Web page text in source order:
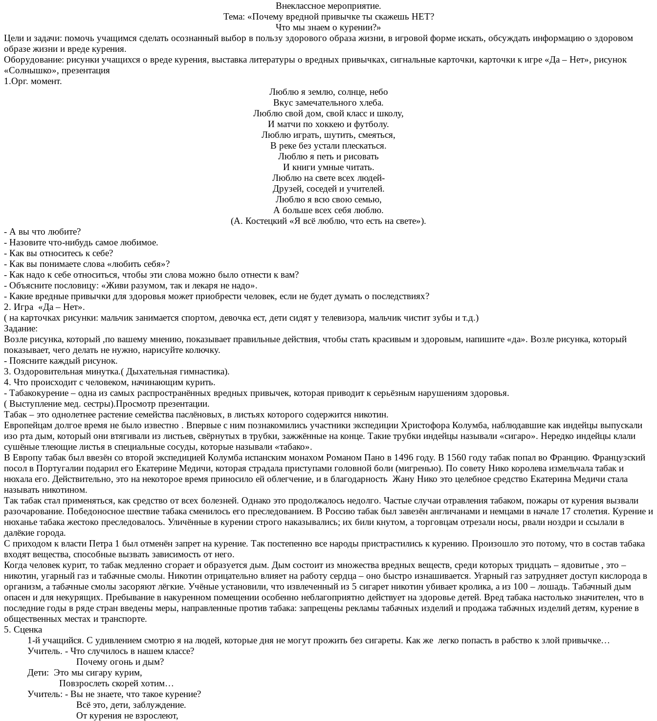
Внеклассное мероприятие.
Тема: «Почему вредной привычке ты скажешь НЕТ?
Что мы знаем о курении?»
Цели и задачи: помочь учащимся сделать осознанный выбор в пользу здорового образа жизни, в игровой форме искать, обсуждать информацию о здоровом
образе жизни и вреде курения.
Оборудование: рисунки учащихся о вреде курения, выставка литературы о вредных привычках, сигнальные карточки, карточки к игре «Да – Нет», рисунок
«Солнышко», презентация
1.Орг. момент.
Люблю я землю, солнце, небо
Вкус замечательного хлеба.
Люблю свой дом, свой класс и школу,
И матчи по хоккею и футболу.
Люблю играть, шутить, смеяться,
В реке без устали плескаться.
Люблю я петь и рисовать
И книги умные читать.
Люблю на свете всех людей-
Друзей, соседей и учителей.
Люблю я всю свою семью,
А больше всех себя люблю.
(А. Костецкий «Я всё люблю, что есть на свете»).
- А вы что любите?
- Назовите что-нибудь самое любимое.
- Как вы относитесь к себе?
- Как вы понимаете слова «любить себя»?
- Как надо к себе относиться, чтобы эти слова можно было отнести к вам?
- Объясните пословицу: «Живи разумом, так и лекаря не надо».
- Какие вредные привычки для здоровья может приобрести человек, если не будет думать о последствиях?
2. Игра «Да – Нет».
( на карточках рисунки: мальчик занимается спортом, девочка ест, дети сидят у телевизора, мальчик чистит зубы и т.д.)
Задание:
Возле рисунка, который ,по вашему мнению, показывает правильные действия, чтобы стать красивым и здоровым, напишите «да». Возле рисунка, который
показывает, чего делать не нужно, нарисуйте колючку.
- Поясните каждый рисунок.
3. Оздоровительная минутка.( Дыхательная гимнастика).
4. Что происходит с человеком, начинающим курить.
- Табакокурение – одна из самых распространённых вредных привычек, которая приводит к серьёзным нарушениям здоровья.
( Выступление мед. сестры).Просмотр презентации.
Табак – это однолетнее растение семейства паслёновых, в листьях которого содержится никотин.
Европейцам долгое время не было известно . Впервые с ним познакомились участники экспедиции Христофора Колумба, наблюдавшие как индейцы выпускали
изо рта дым, который они втягивали из листьев, свёрнутых в трубки, зажжённые на конце. Такие трубки индейцы называли «сигаро». Нередко индейцы клали
сушёные тлеющие листья в специальные сосуды, которые называли «табако».
В Европу табак был ввезён со второй экспедицией Колумба испанским монахом Романом Пано в 1496 году. В 1560 году табак попал во Францию. Французский
посол в Португалии подарил его Екатерине Медичи, которая страдала приступами головной боли (мигренью). По совету Нико королева измельчала табак и
нюхала его. Действительно, это на некоторое время приносило ей облегчение, и в благодарность Жану Нико это целебное средство Екатерина Медичи стала
называть никотином.
Так табак стал применяться, как средство от всех болезней. Однако это продолжалось недолго. Частые случаи отравления табаком, пожары от курения вызвали
разочарование. Победоносное шествие табака сменилось его преследованием. В Россию табак был завезён англичанами и немцами в начале 17 столетия. Курение и
нюханье табака жестоко преследовалось. Уличённые в курении строго наказывались; их били кнутом, а торговцам отрезали носы, рвали ноздри и ссылали в
далёкие города.
С приходом к власти Петра 1 был отменён запрет на курение. Так постепенно все народы пристрастились к курению. Произошло это потому, что в состав табака
входят вещества, способные вызвать зависимость от него.
Когда человек курит, то табак медленно сгорает и образуется дым. Дым состоит из множества вредных веществ, среди которых тридцать – ядовитые , это –
никотин, угарный газ и табачные смолы. Никотин отрицательно влияет на работу сердца – оно быстро изнашивается. Угарный газ затрудняет доступ кислорода в
организм, а табачные смолы засоряют лёгкие. Учёные установили, что извлеченный из 5 сигарет никотин убивает кролика, а из 100 – лошадь. Табачный дым
опасен и для некурящих. Пребывание в накуренном помещении особенно неблагоприятно действует на здоровье детей. Вред табака настолько значителен, что в
последние годы в ряде стран введены меры, направленные против табака: запрещены рекламы табачных изделий и продажа табачных изделий детям, курение в
общественных местах и транспорте.
5. Сценка
1-й учащийся. С удивлением смотрю я на людей, которые дня не могут прожить без сигареты. Как же легко попасть в рабство к злой привычке…
Учитель. - Что случилось в нашем классе?
Почему огонь и дым?
Дети: Это мы сигару курим,
Повзрослеть скорей хотим…
Учитель: - Вы не знаете, что такое курение?
Всё это, дети, заблуждение.
От курения не взрослеют,